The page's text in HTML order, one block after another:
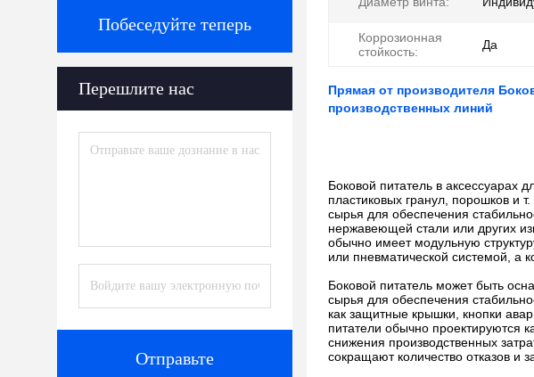
Побеседуйте теперь
Перешлите нас
Отправьте
Коррозионная
стойкость:
Да
Прямая от производителя
производственных линий
Боковой питатель в аксессуарах
пластиковых гранул, порошков и
сырья для обеспечения
нержавеющей стали или других
обычно имеет модульную
или пневматической системой, а
Боковой питатель может быть
сырья для обеспечения
как защитные крышки, кнопки
питатели обычно проектируются
снижения производственных
сокращают количество отказов и